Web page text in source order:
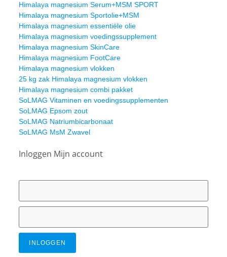
Himalaya magnesium Serum+MSM SPORT
Himalaya magnesium Sportolie+MSM
Himalaya magnesium essentiële olie
Himalaya magnesium voedingssupplement
Himalaya magnesium SkinCare
Himalaya magnesium FootCare
Himalaya magnesium vlokken
25 kg zak Himalaya magnesium vlokken
Himalaya magnesium combi pakket
SoLMAG Vitaminen en voedingssupplementen
SoLMAG Epsom zout
SoLMAG Natriumbicarbonaat
SoLMAG MsM Zwavel
Inloggen Mijn account
INLOGGEN